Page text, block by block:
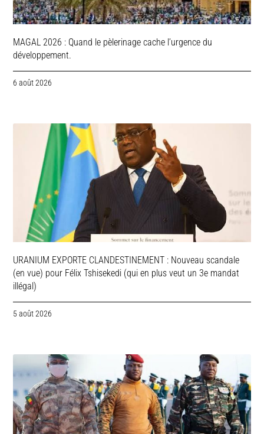
MAGAL 2026 : Quand le pèlerinage cache l’urgence du
développement.
6 août 2026
URANIUM EXPORTE CLANDESTINEMENT : Nouveau scandale
(en vue) pour Félix Tshisekedi (qui en plus veut un 3e mandat
illégal)
5 août 2026